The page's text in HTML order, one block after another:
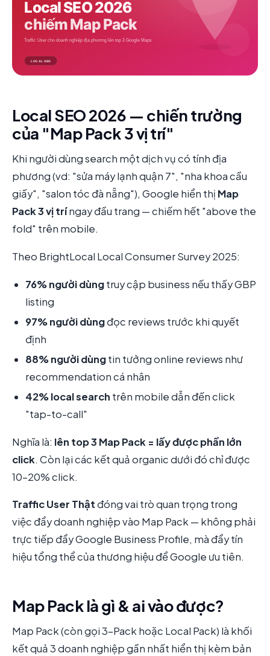
Local SEO 2026 — chiến trường
của "Map Pack 3 vị trí"
Khi người dùng search một dịch vụ có tính địa
phương (vd: "sửa máy lạnh quận 7", "nha khoa cầu
giấy", "salon tóc đà nẵng"), Google hiển thị Map
Pack 3 vị tríngay đầu trang — chiếm hết "above the
fold" trên mobile.
Theo BrightLocal Local Consumer Survey 2025:
76% người dùngtruy cập business nếu thấy GBP
listing
97% người dùngđọc reviews trước khi quyết
định
88% người dùngtin tưởng online reviews như
recommendation cá nhân
42% local search trên mobile dẫn đến click
"tap-to-call"
Nghĩa là: lên top 3 Map Pack = lấy được phần lớn
click. Còn lại các kết quả organic dưới đó chỉ được
10-20% click.
Traffic User Thật đóng vai trò quan trọng trong
việc đẩy doanh nghiệp vào Map Pack — không phải
trực tiếp đẩy Google Business Profile, mà đẩy tín
hiệu tổng thể của thương hiệu để Google ưu tiên.
Map Pack là gì & ai vào được?
Map Pack (còn gọi 3-Pack hoặc Local Pack) là khối
kết quả 3 doanh nghiệp gần nhất hiển thị kèm bản